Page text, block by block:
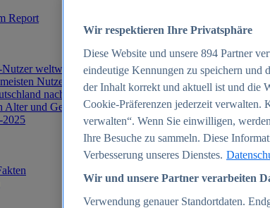
Report
weltweit 2012-2025
Nutzern weltweit 2025
nach Generationen 2025
Alter und Geschlecht in Deutschland 2025
2025
Wir respektieren Ihre Privatsphäre
Diese Website und unsere 894 Partner
eindeutige Kennungen zu speichern und
der Inhalt korrekt und aktuell ist und die
Cookie-Präferenzen jederzeit verwalten.
verwalten“. Wenn Sie einwilligen,
Ihre Besuche zu sammeln. Diese
Verbesserung unseres Dienstes.
Wir und unsere Partner verarbeiten
Verwendung genauer Standortdaten.